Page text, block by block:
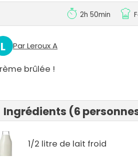
2h 50min
L Par Leroux A
brûlée !
Ingrédients (6
1/2 litre de lait froid